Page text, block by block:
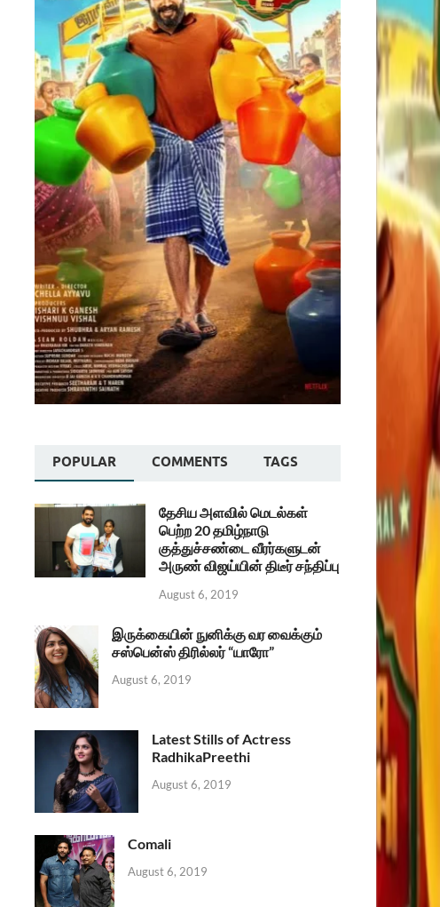
POPULAR COMMENTS TAGS
தேசிய அளவில் மெடல்கள்
பெற்ற 20 தமிழ்நாடு
குத்துச்சண்டை வீரர்களுடன்
அருண் விஜய்யின் திடீர் சந்திப்பு
August 6, 2019
இருக்கையின் நுனிக்கு வர வைக்கும்
சஸ்பென்ஸ் திரில்லர் “யாரோ”
August 6, 2019
Latest Stills of Actress
RadhikaPreethi
August 6, 2019
Comali
August 6, 2019